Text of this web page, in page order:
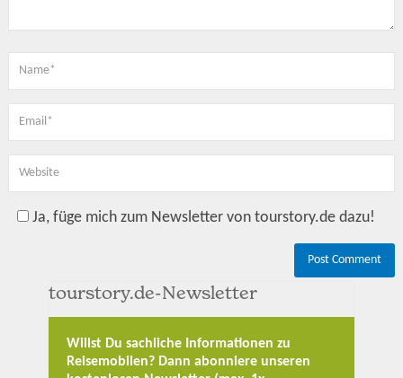
Ja, füge mich zum Newsletter von tourstory.de dazu!
tourstory.de-Newsletter
Willst Du sachliche Informationen zu
Reisemobilen? Dann abonniere unseren